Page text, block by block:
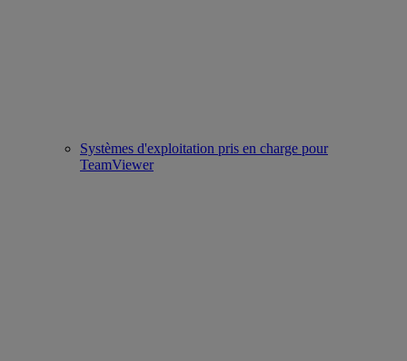
Systèmes d'exploitation pris en charge pour
TeamViewer